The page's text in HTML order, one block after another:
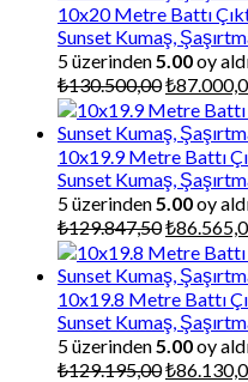
10x20 Metre Battı
Sunset Kumaş,
5 üzerinden 5.00oy
₺130.500,00Orijinal
fiyat:
₺
10x19.9 Metre Battı
Sunset Kumaş,
5 üzerinden 5.00oy
₺129.847,50Orijinal
fiyat:
₺
10x19.8 Metre Battı
Sunset Kumaş,
5 üzerinden 5.00oy
₺129.195,00Orijinal
₺